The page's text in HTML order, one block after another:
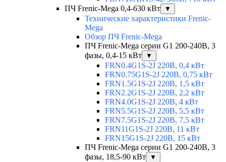
ПЧ Frenic-Mega 0,4-630 кВт
▼
Технические характеристики Frenic-
Mega
Обзор ПЧ Frenic-Mega
ПЧ Frenic-Mega серии G1 200-240В, 3
фазы, 0,4-15 кВт
▼
FRN0.4G1S-2J 220В, 0,4 кВт
FRN0.75G1S-2J 220В, 0,75 кВт
FRN1.5G1S-2J 220В, 1,5 кВт
FRN2.2G1S-2J 220В, 2,2 кВт
FRN4.0G1S-2J 220В, 4 кВт
FRN5.5G1S-2J 220В, 5,5 кВт
FRN7.5G1S-2J 220В, 7,5 кВт
FRN11G1S-2J 220В, 11 кВт
FRN15G1S-2J 220В, 15 кВт
ПЧ Frenic-Mega серии G1 200-240В, 3
фазы, 18,5-90 кВт
▼